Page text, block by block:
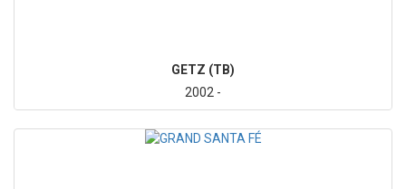
GETZ (TB)
2002 -